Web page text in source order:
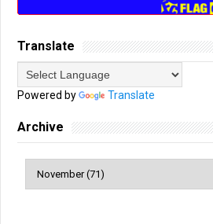
Translate
Powered by Translate
Archive